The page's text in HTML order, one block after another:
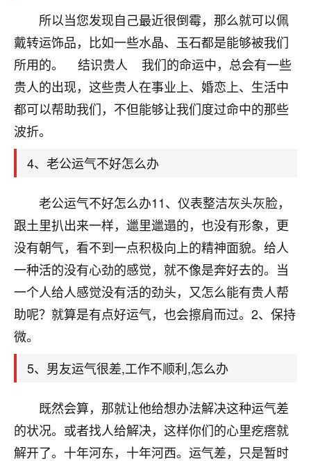
所以当您发现自己最近很倒霉，那么就可以佩
戴转运饰品，比如一些水晶、玉石都是能够被我们
所用的。 结识贵人 我们的命运中，总会有一些
贵人的出现，这些贵人在事业上、婚恋上、生活中
都可以帮助我们，不但能够让我们度过命中的那些
波折。
4、老公运气不好怎么办
老公运气不好怎么办11、仪表整洁灰头灰脸，
跟土里扒出来一样，邋里邋遢的，也没有形象，更
没有朝气，看不到一点积极向上的精神面貌。给人
一种活的没有心劲的感觉，就不像是奔好去的。当
一个人给人感觉没有活的劲头，又怎么能有贵人帮
助呢？就算是有点好运气，也会擦肩而过。2、保持
微。
5、男友运气很差,工作不顺利,怎么办
既然会算，那就让他给想办法解决这种运气差
的状况。或者找人给解决，这样你们的心里疙瘩就
解开了。十年河东，十年河西。运气差，只是暂时
大环境不好，但是我家生意还可以，前几天又
刚找老师做了补财库，希望财运更好一点！
2小时前 来自海南
梦醒时分
我女儿高二叛逆，大半年不上学，一说她就要死要活
做完，我女儿跟变了个人一样，不期望她能考多好的
大学，只要能安安稳稳的把书读了，身体心理都健健
鹿森：可怜天下父母心啊！
3小时前 来自河北 16
付深
我是公司人事调整，有升迁机会，但同时竞争的我们
三个，找老师的时候是抱着侥幸心理，没想到老师看
后，我以为都没戏了，结果开年一上班，开会提拔升
3000，非常开心，无论如何，感恩感谢！🙏🏻
鹿森：恭喜升职加薪！！，请客吗？�